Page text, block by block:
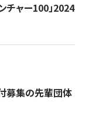
チャー100」2024
募集の先輩団体